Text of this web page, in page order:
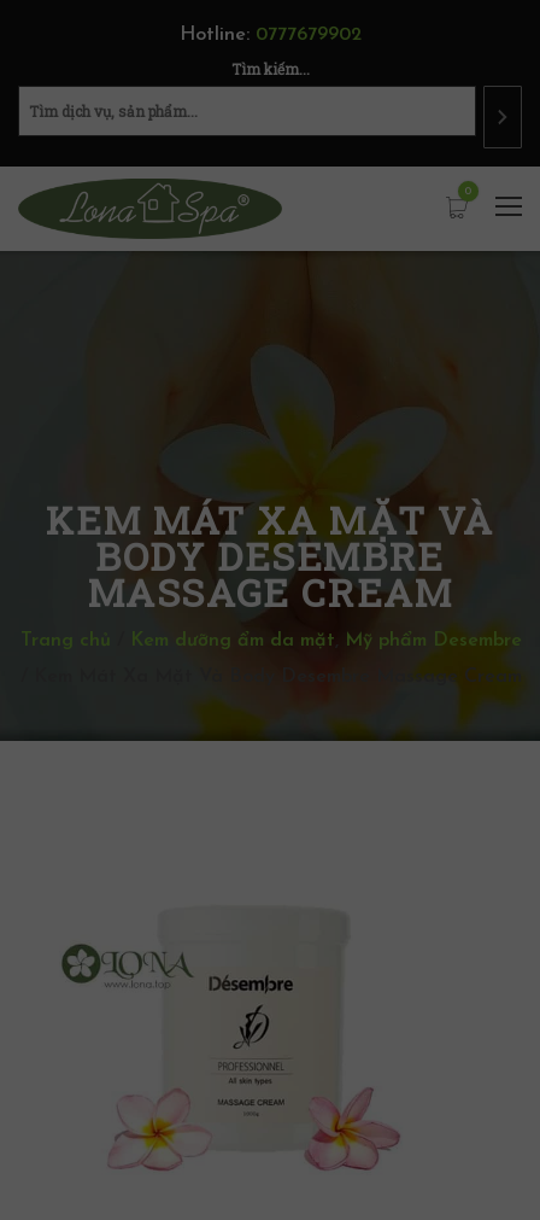
Hotline: 0777679902
Tìm kiếm...
0
KEM MÁT XA MẶT VÀ
BODY DESEMBRE
MASSAGE CREAM
Trang chủ Kem dưỡng ẩm da mặt,
Mỹ phẩm Desembre
Kem Mát Xa Mặt Và Body Desembre Massage Cream